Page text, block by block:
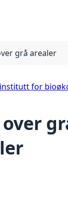
grå arealer
for